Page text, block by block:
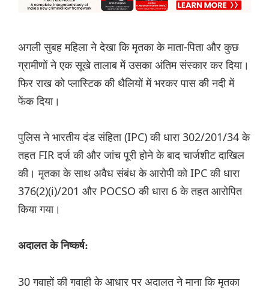
अगली सुबह महिला ने देखा कि मृतका के माता-पिता और कुछ
ग्रामीणों ने एक सूखे तालाब में उसका अंतिम संस्कार कर दिया।
फिर राख को प्लास्टिक की थैलियों में भरकर पास की नदी में
फेंक दिया।
पुलिस ने भारतीय दंड संहिता (IPC) की धारा 302/201/34 के
तहत FIR दर्ज की और जांच पूरी होने के बाद चार्जशीट दाखिल
की। मृतका के साथ अवैध संबंध के आरोपी को IPC की धारा
376(2)(i)/201 और POCSO की धारा 6 के तहत आरोपित
किया गया।
अदालत के निष्कर्ष:
30 गवाहों की गवाही के आधार पर अदालत ने माना कि मृतका